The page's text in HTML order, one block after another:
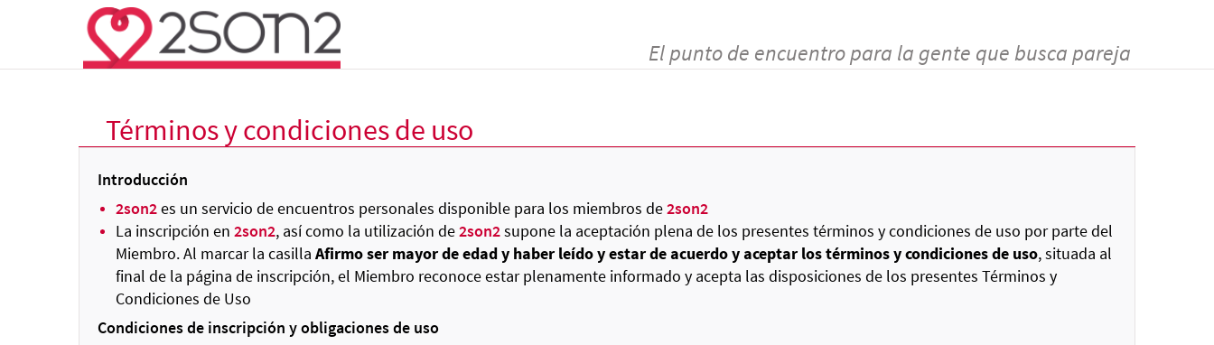
El punto de encuentro para la gente que busca pareja
Términos y condiciones de uso
Introducción
2son2es un servicio de encuentros personales disponible para los miembros de2son2
La inscripción en 2son2, así como la utilización de2son2supone la aceptación plena de los presentes términos y condiciones de uso por parte del
Miembro. Al marcar la casilla Afirmo ser mayor de edad y haber leído y estar de acuerdo y aceptar los términos y condiciones de uso, situada al
final de la página de inscripción, el Miembro reconoce estar plenamente informado y acepta las disposiciones de los presentes Términos y
Condiciones de Uso
Condiciones de inscripción y obligaciones de uso